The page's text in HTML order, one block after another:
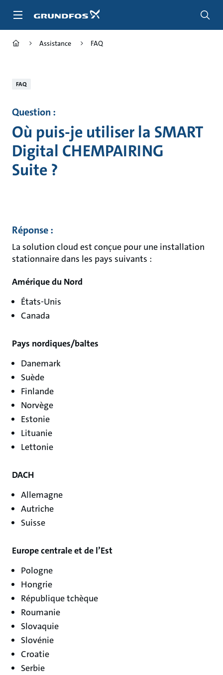
Assistance FAQ
FAQ
Question :
Où puis-je utiliser la SMART
Digital CHEMPAIRING
Suite ?
Réponse :
La solution cloud est conçue pour une installation
stationnaire dans les pays suivants :
Amérique du Nord
États-Unis
Canada
Pays nordiques/baltes
Danemark
Suède
Finlande
Norvège
Estonie
Lituanie
Lettonie
DACH
Allemagne
Autriche
Suisse
Europe centrale et de l’Est
Pologne
Hongrie
République tchèque
Roumanie
Slovaquie
Slovénie
Croatie
Serbie